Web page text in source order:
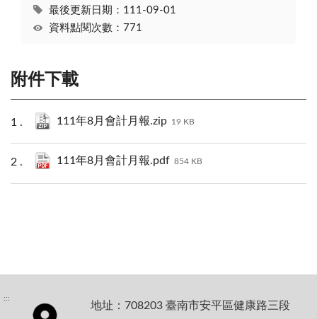
最後更新日期：111-09-01
資料點閱次數：771
附件下載
111年8月會計月報.zip 19 KB
111年8月會計月報.pdf 854 KB
:::
地址：708203 臺南市安平區健康路三段